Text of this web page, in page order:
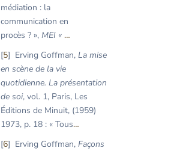
médiation : la
communication en
procès ? », MEI « …
5
Erving Goffman, La mise
en scène de la vie
quotidienne. La présentation
de soi, vol. 1, Paris, Les
Éditions de Minuit, (1959)
1973, p. 18 : « Tous…
6
Erving Goffman, Façons